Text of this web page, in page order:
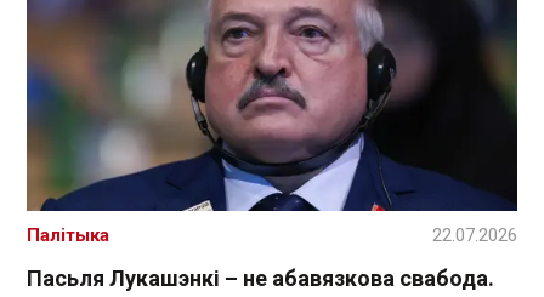
Пасьля Лукашэнкі – не абавязкова свабода.
Палітыка 22.07.2026